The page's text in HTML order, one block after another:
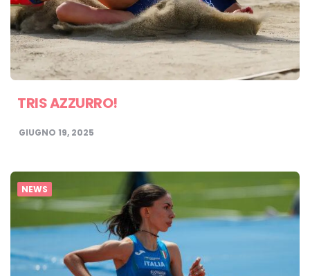
TRIS AZZURRO!
GIUGNO 19, 2025
NEWS